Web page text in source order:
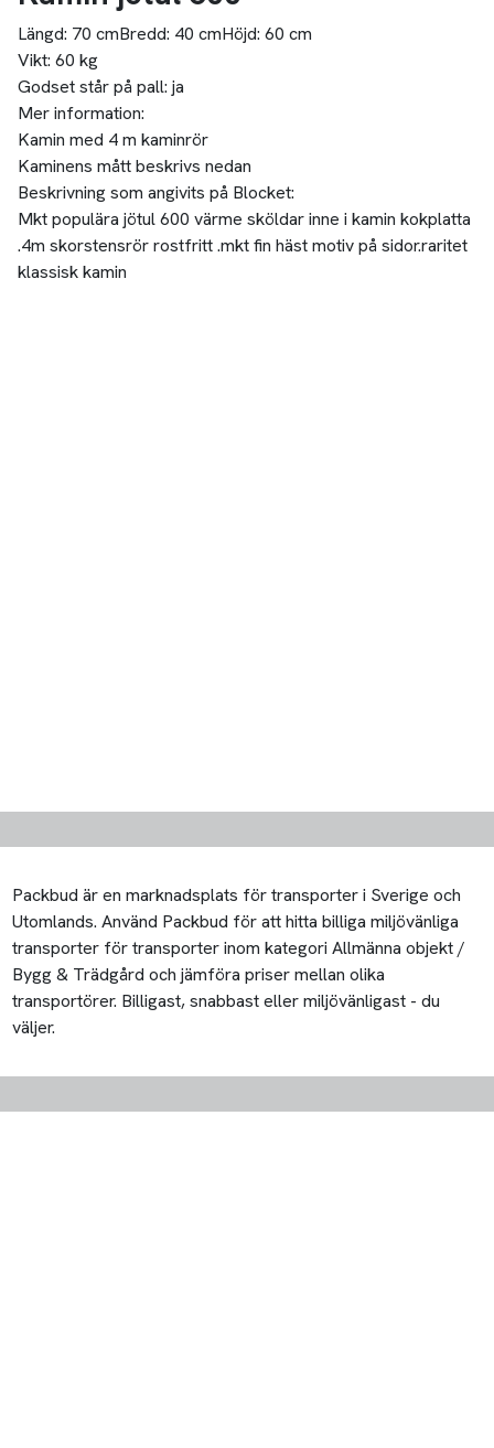
Längd: 70 cmBredd: 40 cmHöjd: 60 cm
Vikt: 60 kg
Godset står på pall: ja
Mer information:
Kamin med 4 m kaminrör
Kaminens mått beskrivs nedan
Beskrivning som angivits på Blocket:
Mkt populära jötul 600 värme sköldar inne i kamin kokplatta
.4m skorstensrör rostfritt .mkt fin häst motiv på sidor.raritet
klassisk kamin
Packbud är en marknadsplats för transporter i Sverige och
Utomlands. Använd Packbud för att hitta billiga miljövänliga
transporter för transporter inom kategori Allmänna objekt /
Bygg & Trädgård och jämföra priser mellan olika
transportörer. Billigast, snabbast eller miljövänligast - du
väljer.